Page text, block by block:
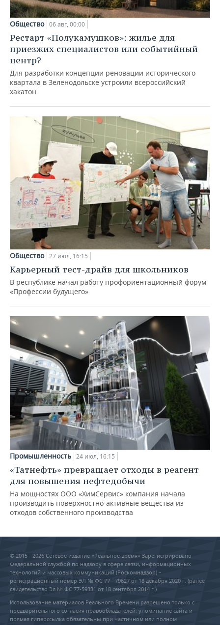
Общество 06 авг, 00:00
Рестарт «Полукамушков»: жилье для
приезжих специалистов или событийный
центр?
Для разработки концепции реновации исторического
квартала в Зеленодольске устроили всероссийский
хакатон
Общество 27 июл, 16:15
Карьерный тест-драйв для школьников
В республике начал работу профориентационный форум
«Профессии будущего»
Промышленность 24 июл, 16:15
«Татнефть» превращает отходы в реагент
для повышения нефтедобычи
На мощностях ООО «ХимСервис» компания начала
производить поверхностно-активные вещества из
отходов собственного производства
© 2015 - 2026 Сетевое издание «Реальное время» Зарегистрировано
Федеральной службой по надзору в сфере связи, информационных
технологий и массовых коммуникаций (Роскомнадзор) –
регистрационный номер ЭЛ № ФС 77 - 79627 от 18 декабря 2020 г. (ранее
свидетельство Эл № ФС 77-59331 от 18 сентября 2014 г.)
Использование материалов Реального Времени разрешено только с
предварительного согласия правообладателей, упоминание сайта и
прямая гиперссылка обязательны при частичном или полном